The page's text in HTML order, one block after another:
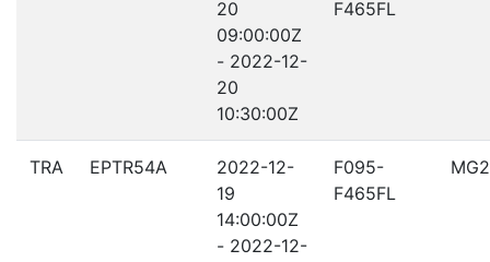
20
09:00:00Z
- 2022-12-
20
10:30:00Z
F465FL
TRA EPTR54A
2022-12-
19
14:00:00Z
- 2022-12-
F095-
F465FL